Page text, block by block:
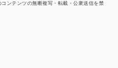
ンテンツの無断複写・転載・公衆送信を禁